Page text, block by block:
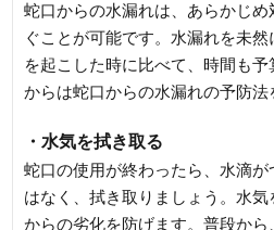
蛇口からの水漏れは、あらかじ
ぐことが可能です。水漏れを未
を起こした時に比べて、時間も予
からは蛇口からの水漏れの予防法
・水気を拭き取る
蛇口の使用が終わったら、水滴
はなく、拭き取りましょう。水
からの劣化を防げます。普段か